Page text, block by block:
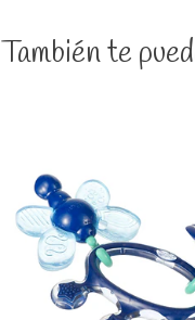
También te